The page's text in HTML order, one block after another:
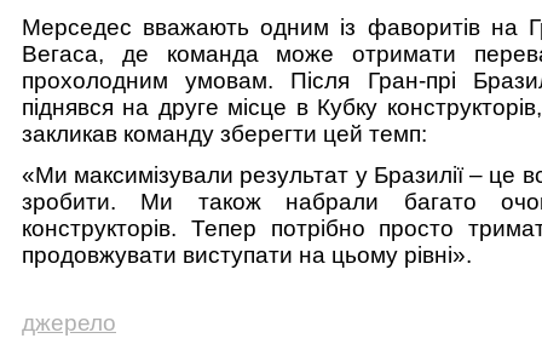
Мерседес вважають одним із фаворитів на
Вегаса, де команда може отримати
прохолодним умовам. Після Гран-прі
піднявся на друге місце в Кубку
закликав команду зберегти цей темп:
«Ми максимізували результат у Бразилії – це
зробити. Ми також набрали багато
конструкторів. Тепер потрібно просто
продовжувати виступати на цьому рівні».
джерело